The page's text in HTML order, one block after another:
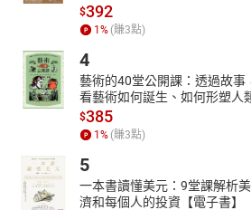
$392
1% (賺3點)
4
藝術的40堂公開課：透過故事
看藝術如何誕生、如何形塑人
$385
1% (賺3點)
5
一本書讀懂美元：9堂課解析
濟和每個人的投資【電子書】